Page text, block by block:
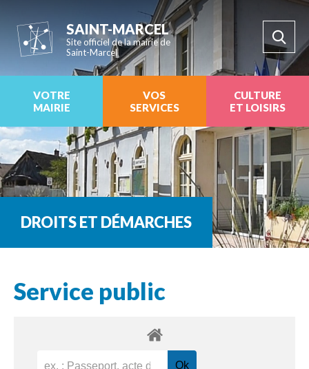
SAINT-MARCEL
Site officiel de la mairie de
Saint-Marcel
VOTRE
MAIRIE
VOS
SERVICES
CULTURE
ET LOISIRS
DROITS ET DÉMARCHES
Service public